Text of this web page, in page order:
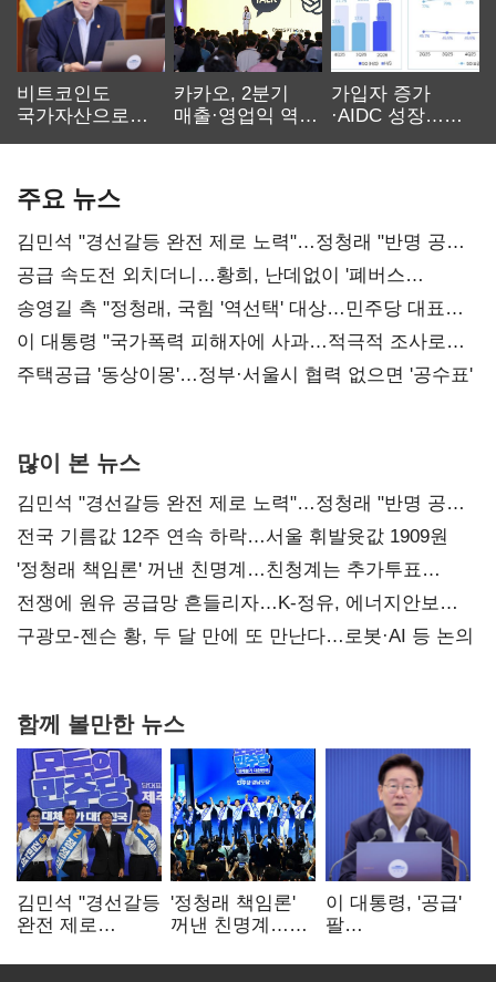
비트코인도
국가자산으로…'
카카오, 2분기
매출·영업익 역대
가입자 증가
·AIDC 성장…
주요 뉴스
김민석 "경선갈등 완전 제로 노력"…정청래 "반명 공세
사과부터"
공급 속도전 외치더니…황희, 난데없이 '폐버스
리모델링' 제안
송영길 측 "정청래, 국힘 '역선택' 대상…민주당 대표로
총선 지휘 못해"
이 대통령 "국가폭력 피해자에 사과…적극적 조사로
진실 밝혀야"
주택공급 '동상이몽'…정부·서울시 협력 없으면 '공수표'
많이 본 뉴스
김민석 "경선갈등 완전 제로 노력"…정청래 "반명 공세
사과부터"
전국 기름값 12주 연속 하락…서울 휘발윳값 1909원
'정청래 책임론' 꺼낸 친명계…친청계는 추가투표
때리기
전쟁에 원유 공급망 흔들리자…K-정유, 에너지안보
핵심으로 재부상
구광모-젠슨 황, 두 달 만에 또 만난다…로봇·AI 등 논의
함께 볼만한 뉴스
김민석 "경선갈등
완전 제로
"반명 공세
'정청래 책임론'
꺼낸 친명계…
추가투표 때리기
이 대통령, '공급'
팔
여 내부선